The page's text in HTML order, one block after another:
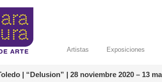
Artistas Exposiciones
| “Delusion” | 28 noviembre 2020 – 13